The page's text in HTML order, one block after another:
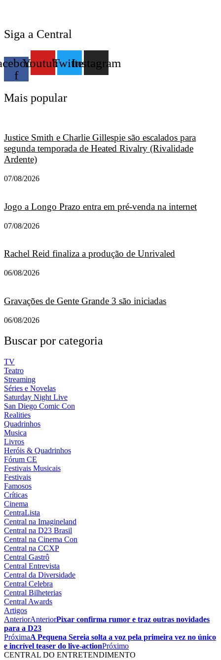
Siga a Central
f
YoutubeTwitterInstagram
Mais popular
Justice Smith e Charlie Gillespie são escalados para
segunda temporada de Heated Rivalry (Rivalidade
Ardente)
07/08/2026
Jogo a Longo Prazo entra em pré-venda na internet
07/08/2026
Rachel Reid finaliza a produção de Unrivaled
06/08/2026
Gravações de Gente Grande 3 são iniciadas
06/08/2026
Buscar por categoria
TV
Teatro
Streaming
Séries e Novelas
Saturday Night Live
San Diego Comic Con
Realities
Quadrinhos
Musica
Livros
Heróis & Quadrinhos
Fórum CE
Festivais Musicais
Festivais
Famosos
Críticas
Cinema
CentraLista
Central na Imagineland
Central na D23 Brasil
Central na Cinema Con
Central na CCXP
Central Gastrô
Central Entrevista
Central da Diversidade
Central Celebra
Central Bilheterias
Central Awards
Artigos
AnteriorAnteriorPixar confirma rumor e traz outras novidades
para a D23
PróximaA Pequena Sereia solta a voz pela primeira vez no único
e incrível teaser do live-actionPróximo
CENTRAL DO ENTRETENDIMENTO